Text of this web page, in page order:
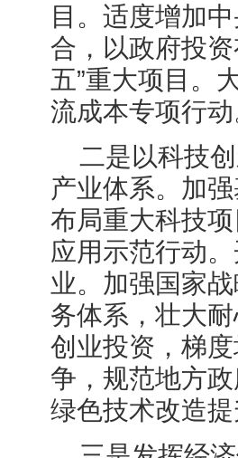
目。适度增加
合，以政府投
五”重大项目。
流成本专项行
二是以科技
产业体系。加
布局重大科技
应用示范行动
业。加强国家
务体系，壮大
创业投资，梯
争，规范地方
绿色技术改造